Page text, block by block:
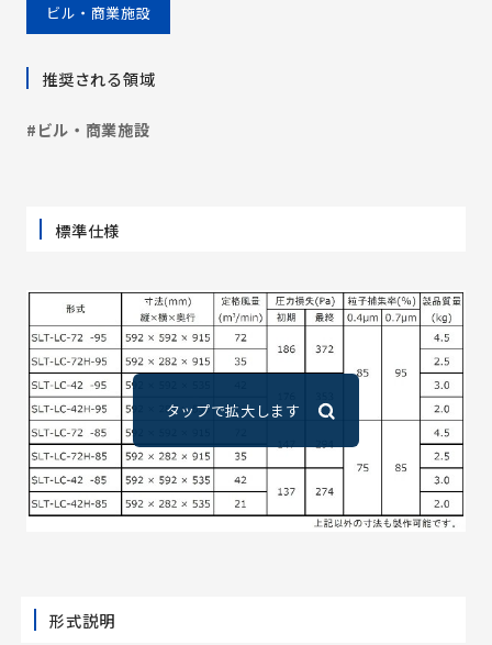
ビル・商業施設
推奨される領域
#ビル・商業施設
標準仕様
形式説明